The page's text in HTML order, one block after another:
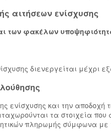
αιτήσεων ενίσχυσης
των φακέλων
διενεργείται μέχρι
ενίσχυσης και την
τα στοιχεία
πληρωμής σύμφωνα με